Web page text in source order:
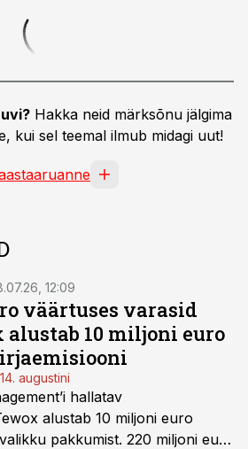
Hakka neid märksõnu jälgima
kui sel teemal ilmub midagi uut!
12:09
väärtuses varasid
10 miljoni euro
augustini
hallatav
alustab 10 miljoni euro
pakkumist. 220 miljoni euro